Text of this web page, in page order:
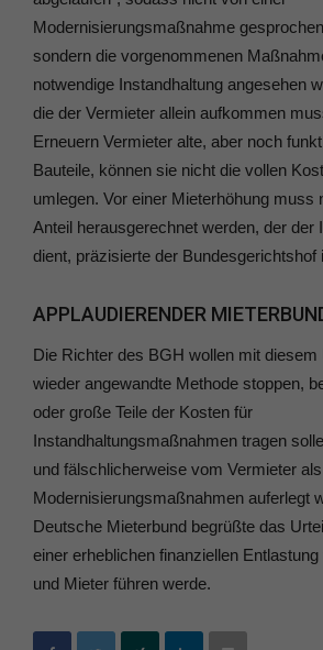
Modernisierungsmaßnahme
sondern die vorgenommenen
notwendige Instandhaltung angesehen
die der Vermieter allein aufkommen
Erneuern Vermieter alte, aber noch
Bauteile, können sie nicht die vollen
umlegen. Vor einer Mieterhöhung muss
Anteil herausgerechnet werden, der der
dient, präzisierte der Bundesgerichtshof
APPLAUDIERENDER
Die Richter des BGH wollen mit diesem
wieder angewandte Methode stoppen,
oder große Teile der Kosten für
Instandhaltungsmaßnahmen tragen
und fälschlicherweise vom Vermieter als
Modernisierungsmaßnahmen auferlegt
Deutsche Mieterbund begrüßte das
einer erheblichen finanziellen
und Mieter führen werde.